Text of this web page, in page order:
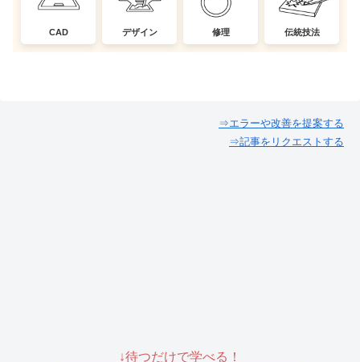
CAD デザイン 修理 伝統技法
⇒エラーや改善を提案する
⇒記事をリクエストする
↓待つだけで学べる！